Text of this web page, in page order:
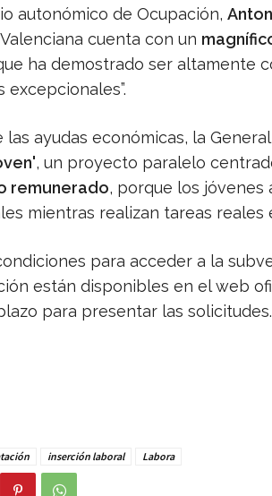
autonómico de Ocupación,
cuenta con un
ha demostrado ser altamente
excepcionales”.
las ayudas económicas, la
, un proyecto paralelo
remunerado, porque los jóvenes
mientras realizan tareas reales
para acceder a la
están disponibles en el web
para presentar las solicitudes.
inserción laboral Labora